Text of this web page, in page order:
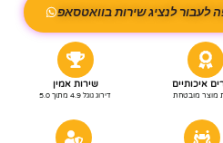
לעבור לנציג שירות בוואטסאפ
איכותיים
מוצר מובטחת
שירות אמין
דירוג גוגל 4.9 מתוך 5.0